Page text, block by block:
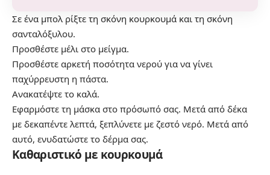
Σε ένα μπολ ρίξτε τη σκόνη κουρκουμά και τη σκόνη
σανταλόξυλου.
Προσθέστε μέλι στο μείγμα.
Προσθέστε αρκετή ποσότητα νερού για να γίνει
παχύρρευστη η πάστα.
Ανακατέψτε το καλά.
Εφαρμόστε τη μάσκα στο πρόσωπό σας. Μετά από δέκα
με δεκαπέντε λεπτά, ξεπλύνετε με ζεστό νερό. Μετά από
αυτό, ενυδατώστε το δέρμα σας.
Καθαριστικό με κουρκουμά